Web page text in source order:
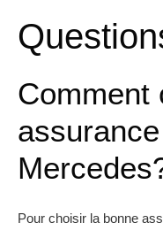
Comment
Pour choisir la bonne